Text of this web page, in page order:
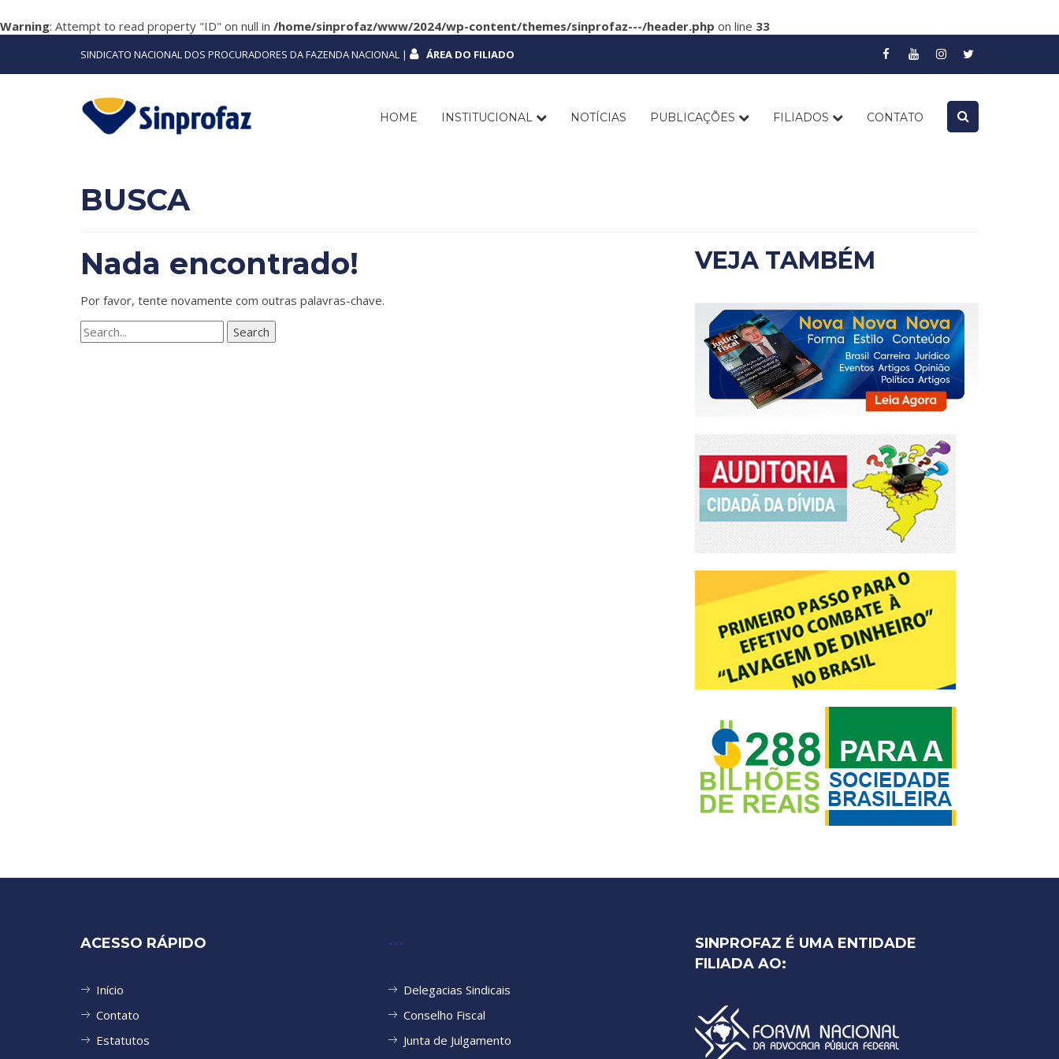
Warning: Attempt to read property "ID" on null in /home/sinprofaz/www/2024/wp-content/themes/sinprofaz---/header.php on line 33
SINDICATO NACIONAL DOS PROCURADORES DA FAZENDA NACIONAL | ÁREA DO FILIADO
HOME INSTITUCIONAL NOTÍCIAS PUBLICAÇÕES FILIADOS CONTATO
BUSCA
Nada encontrado!
Por favor, tente novamente com outras palavras-chave.
Search
for:
VEJA TAMBÉM
ACESSO RÁPIDO
Início
Contato
Estatutos
---
Delegacias Sindicais
Conselho Fiscal
Junta de Julgamento
SINPROFAZ É UMA ENTIDADE
FILIADA AO: